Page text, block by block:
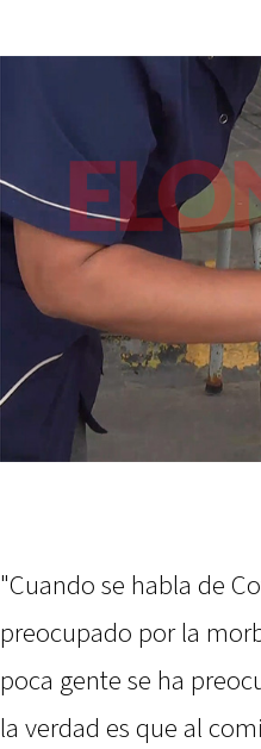
"Cuando se habla de
preocupado por la
poca gente se ha
la verdad es que al